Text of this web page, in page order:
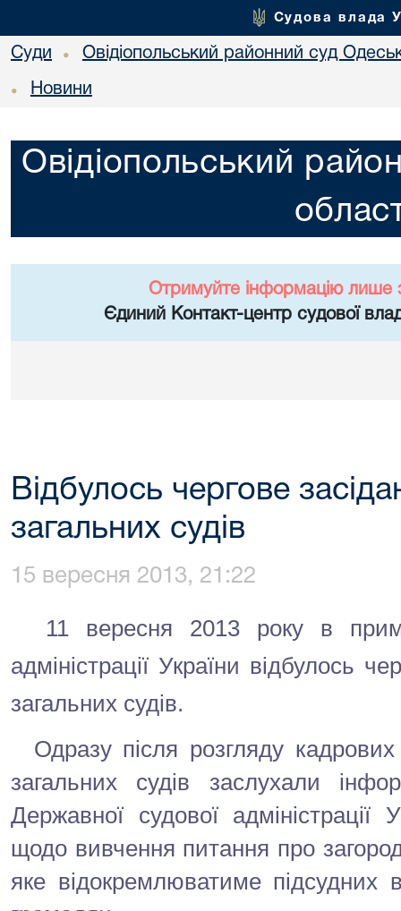
Судова влада
Суди • Овідіопольський районний суд
• Новини
Овідіопольський
Отримуйте інформацію лише
Єдиний Контакт-центр судової
Відбулось чергове
загальних судів
15 вересня 2013, 21:22
11 вересня 2013 року в
адміністрації України відбулось
загальних судів.
Одразу після розгляду
загальних судів заслухали
Державної судової
щодо вивчення питання про
яке відокремлюватиме підсудних